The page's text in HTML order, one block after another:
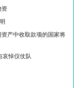
资
资产中收取款项的国家将
哀悼仪仗队